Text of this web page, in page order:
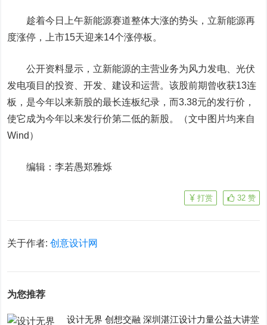
趁着今日上午新能源赛道整体大涨的势头， 立新能源再
度涨停，上市15天迎来14个涨停板。
公开资料显示，立新能源的主营业务为风力发电、光伏
发电项目的投资、开发、建设和运营。该股前期曾收获13连
板，是今年以来新股的最长连板纪录，而3.38元的发行价，
使它成为今年以来发行价第二低的新股。（文中图片均来自
Wind）
编辑：李若愚郑雅烁
32 赞
打赏
关于作者:创意设计网
为您推荐
设计无界 创想交融 深圳湛江设计力量公益大讲堂